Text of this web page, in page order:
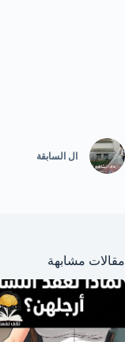
ال السابقة
مقالات مشابهة